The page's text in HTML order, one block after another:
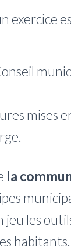
exercice
mises
la
jeu les
habitants.